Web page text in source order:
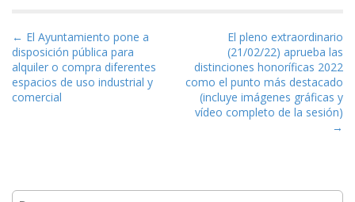
Navegación de entradas
← El Ayuntamiento pone a
disposición pública para
alquiler o compra diferentes
espacios de uso industrial y
comercial
El pleno extraordinario
(21/02/22) aprueba las
distinciones honoríficas 2022
como el punto más destacado
(incluye imágenes gráficas y
vídeo completo de la sesión)
→